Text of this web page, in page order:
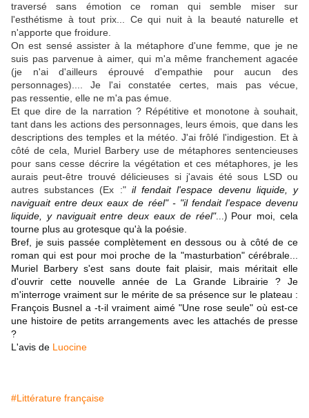
traversé sans émotion ce roman qui semble miser sur
l'esthétisme à tout prix... Ce qui nuit à la beauté naturelle et
n'apporte que froidure.
On est sensé assister à la métaphore d'une femme, que je ne
suis pas parvenue à aimer, qui m'a même franchement agacée
(je n'ai d'ailleurs éprouvé d'empathie pour aucun des
personnages).... Je l'ai constatée certes, mais pas vécue,
pas ressentie, elle ne m'a pas émue.
Et que dire de la narration ? Répétitive et monotone à souhait,
tant dans les actions des personnages, leurs émois, que dans les
descriptions des temples et la météo. J'ai frôlé l'indigestion. Et à
côté de cela, Muriel Barbery use de métaphores sentencieuses
pour sans cesse décrire la végétation et ces métaphores, je les
aurais peut-être trouvé délicieuses si j'avais été sous LSD ou
autres substances (Ex :" il fendait l'espace devenu liquide, y
naviguait entre deux eaux de réel" - "il fendait l'espace devenu
liquide, y naviguait entre deux eaux de réel"...) Pour moi, cela
tourne plus au grotesque qu'à la poésie.
Bref, je suis passée complètement en dessous ou à côté de ce
roman qui est pour moi proche de la "masturbation" cérébrale...
Muriel Barbery s'est sans doute fait plaisir, mais méritait elle
d'ouvrir cette nouvelle année de La Grande Librairie ? Je
m'interroge vraiment sur le mérite de sa présence sur le plateau :
François Busnel a -t-il vraiment aimé "Une rose seule" où est-ce
une histoire de petits arrangements avec les attachés de presse
?
L'avis de Luocine
#Littérature française